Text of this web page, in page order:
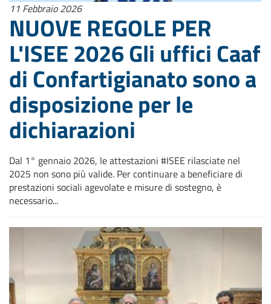
11 Febbraio 2026
NUOVE REGOLE PER
L'ISEE 2026 Gli uffici Caaf
di Confartigianato sono a
disposizione per le
dichiarazioni
Dal 1° gennaio 2026, le attestazioni #ISEE rilasciate nel
2025 non sono più valide. Per continuare a beneficiare di
prestazioni sociali agevolate e misure di sostegno, è
necessario...